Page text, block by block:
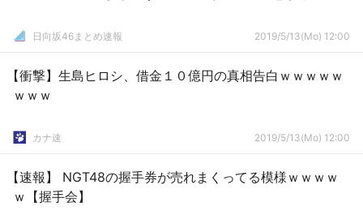
日向坂46まとめ速報 2019/5/13(Mo) 12:00
【衝撃】生島ヒロシ、借金１０億円の真相告白ｗｗｗｗｗ
ｗｗｗ
カナ速 2019/5/13(Mo) 12:00
【速報】 NGT48の握手券が売れまくってる模様ｗｗｗｗ
ｗ【握手会】